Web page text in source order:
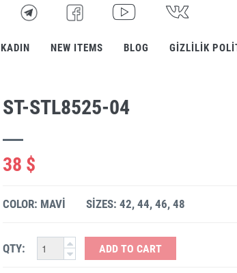
KADIN NEW ITEMS BLOG GIZLILIK
ST-STL8525-04
38 $
COLOR: MAVI SIZES: 42, 44, 46, 48
QTY: ADD TO CART